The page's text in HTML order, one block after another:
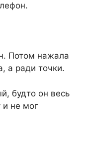
Потом нажала
а ради точки.
будто он весь
и не мог